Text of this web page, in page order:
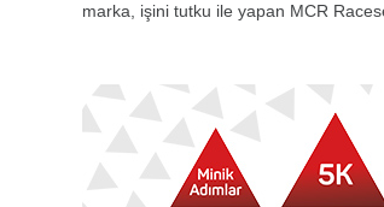
marka, işini tutku ile yapan MCR